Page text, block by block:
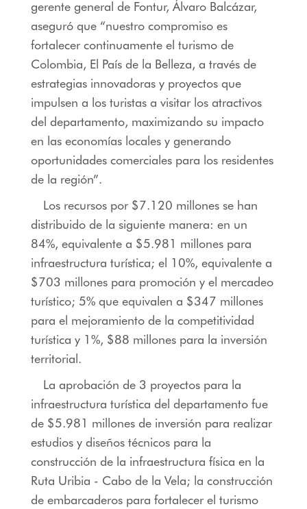
gerente general de Fontur, Álvaro Balcázar,
aseguró que “nuestro compromiso es
fortalecer continuamente el turismo de
Colombia, El País de la Belleza, a través de
estrategias innovadoras y proyectos que
impulsen a los turistas a visitar los atractivos
del departamento, maximizando su impacto
en las economías locales y generando
oportunidades comerciales para los residentes
de la región”.
Los recursos por $7.120 millones se han
distribuido de la siguiente manera: en un
84%, equivalente a $5.981 millones para
infraestructura turística; el 10%, equivalente a
$703 millones para promoción y el mercadeo
turístico; 5% que equivalen a $347 millones
para el mejoramiento de la competitividad
turística y 1%, $88 millones para la inversión
territorial.
La aprobación de 3 proyectos para la
infraestructura turística del departamento fue
de $5.981 millones de inversión para realizar
estudios y diseños técnicos para la
construcción de la infraestructura física en la
Ruta Uribia - Cabo de la Vela; la construcción
de embarcaderos para fortalecer el turismo